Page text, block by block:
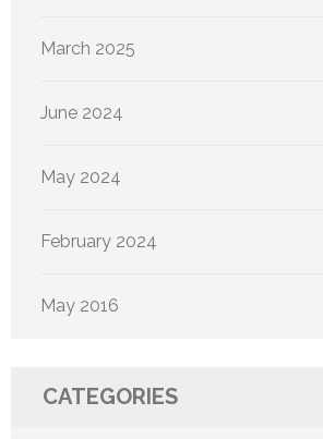
March 2025
June 2024
May 2024
February 2024
May 2016
CATEGORIES